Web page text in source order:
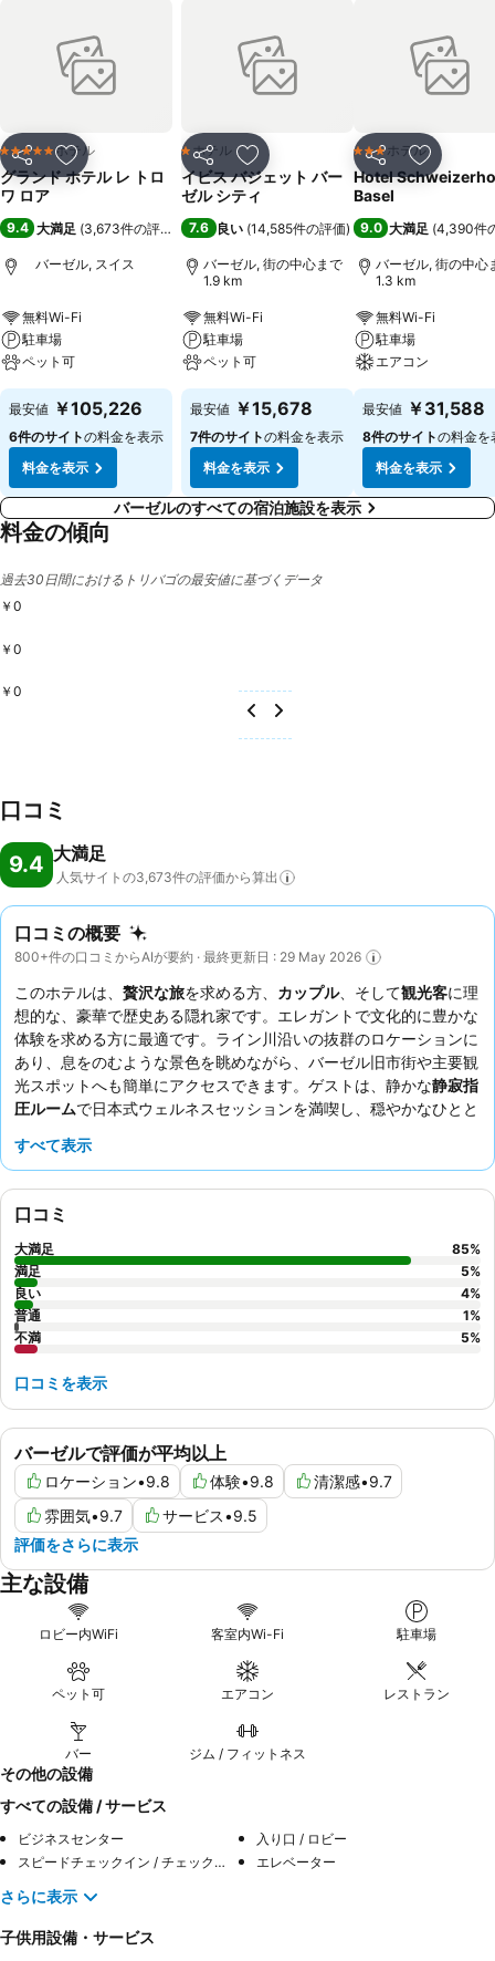
シェア お気に入りに追加
5 ホテルのランク
ホテル
グランド ホテル レ トロ
ワ ロア
9.4 大満足 (3,673件の評価
バーゼル, スイス
無料Wi-Fi
駐車場
ペット可
最安値 ￥105,226
6件のサイトの料金を表示
料金を表示
シェア お気に入りに追加
1 ホテルのランク
ホテル
イビス バジェット バー
ゼル シティ
7.6 良い (14,585件の評価)
バーゼル, 街の中心まで
1.9 km
無料Wi-Fi
駐車場
ペット可
最安値 ￥15,678
7件のサイトの料金を表示
料金を表示
シェア お気に入
3 ホテルのランク
ホテル
Hotel
Basel
9.0 大満足 (4,390件
バーゼル, 街の中心
1.3 km
無料Wi-Fi
駐車場
エアコン
最安値 ￥31,588
8件のサイトの料金を
料金を表示
バーゼルのすべての宿泊施設を表示
料金の傾向
過去30日間におけるトリバゴの最安値に基づくデータ
￥0
￥0
￥0
口コミ
9.4 大満足
人気サイトの3,673件の評価から算出
口コミの概要
800+件の口コミからAIが要約 · 最終更新日 : 29 May 2026
このホテルは、 贅沢な旅を求める方、 カップル、そして観光客に理
想的な、豪華で歴史ある隠れ家です。エレガントで文化的に豊かな
体験を求める方に最適です。ライン川沿いの抜群のロケーションに
あり、息をのむような景色を眺めながら、バーゼル旧市街や主要観
光スポットへも簡単にアクセスできます。ゲストは、静かな静寂指
圧ルームで日本式ウェルネスセッションを満喫し、穏やかなひとと
ダイニング体験や素晴らしいブラッスリーに加え、きめ細やかなパ
す。一部の客室にはバルコニーも付いています。
すべて表示
バーゼルで評価が平均以上
ロケーション•9.8 体験•9.8 清潔感•9.7
雰囲気•9.7 サービス•9.5
評価をさらに表示
口コミ
大満足 85%
満足
5%
良い
4%
普通
1%
不満
5%
口コミを表示
主な設備
ロビー内WiFi 客室内Wi-Fi 駐車場
ペット可 エアコン レストラン
バー ジム / フィットネス
その他の設備
すべての設備 / サービス
ビジネスセンター
入り口 / ロビー
スピードチェックイン / チェックアウト
エレベーター
さらに表示
子供用設備・サービス